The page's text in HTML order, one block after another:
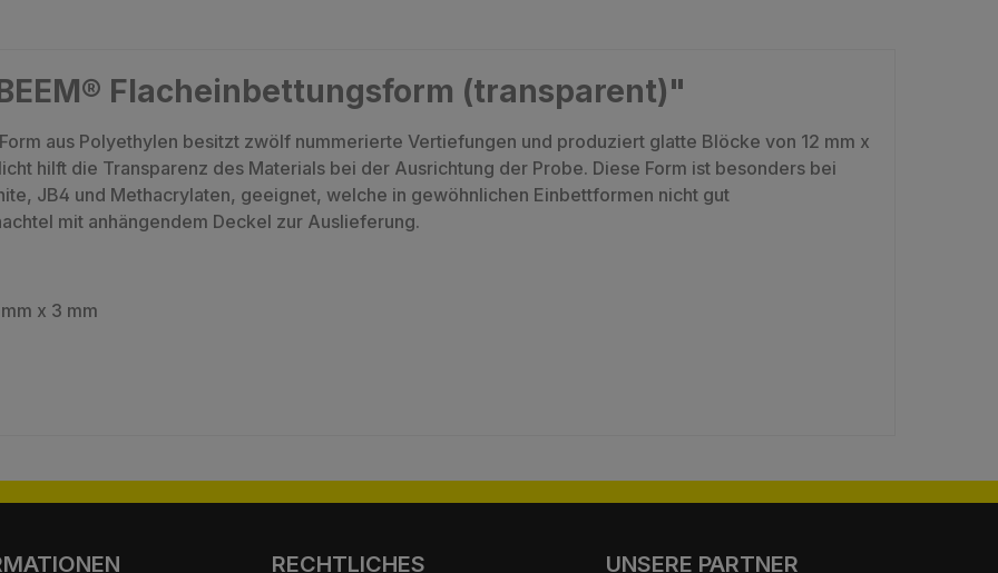
Flacheinbettungsform (transparent)"
aus Polyethylen besitzt zwölf nummerierte Vertiefungen und produziert glatte Blöcke von 12 mm x
hilft die Transparenz des Materials bei der Ausrichtung der Probe. Diese Form ist besonders bei
JB4 und Methacrylaten, geeignet, welche in gewöhnlichen Einbettformen nicht gut
mit anhängendem Deckel zur Auslieferung.
x 3 mm
RECHTLICHES UNSERE PARTNER